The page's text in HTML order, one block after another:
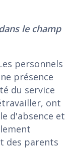
le champ
personnels
présence
du service
ont
d'absence et
des parents